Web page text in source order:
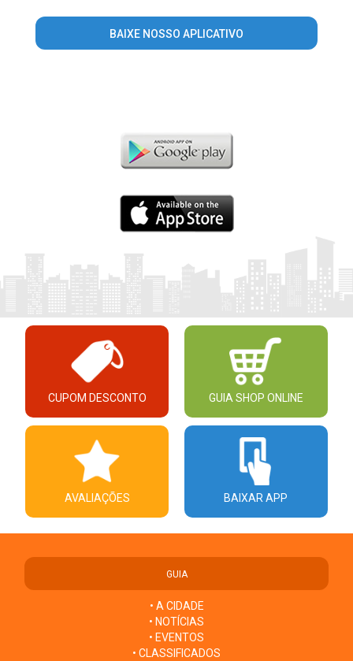
BAIXE NOSSO APLICATIVO
CUPOM DESCONTO GUIA SHOP ONLINE
AVALIAÇÕES BAIXAR APP
GUIA
• A CIDADE
• NOTÍCIAS
• EVENTOS
• CLASSIFICADOS